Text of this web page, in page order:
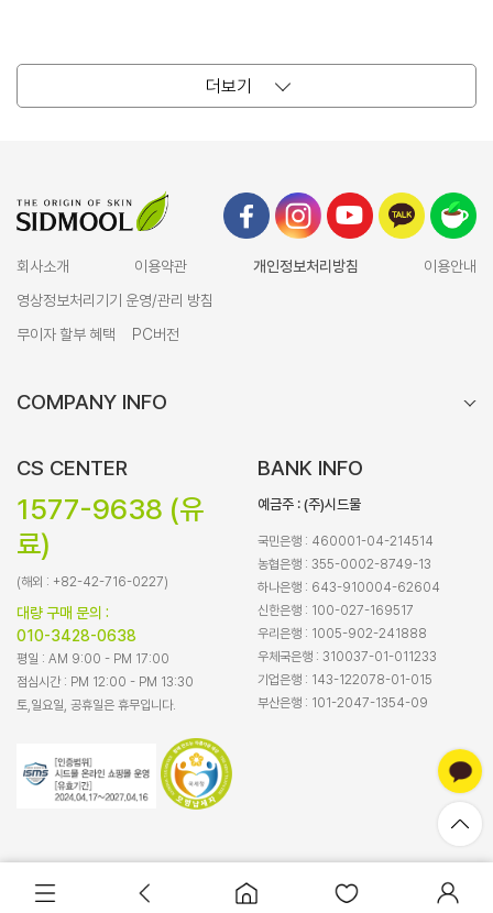
더보기
회사소개 이용약관 개인정보처리방침
이용안내
영상정보처리기기 운영/관리 방침
무이자 할부 혜택
PC버전
COMPANY INFO
CS CENTER
1577-9638 (유
료)
(해외 : +82-42-716-0227)
대량 구매 문의 :
010-3428-0638
평일 : AM 9:00 - PM 17:00
점심시간 : PM 12:00 - PM 13:30
토,일요일, 공휴일은 휴무입니다.
BANK INFO
예금주 : (주)시드물
국민은행 : 460001-04-214514
농협은행 : 355-0002-8749-13
하나은행 : 643-910004-62604
신한은행 : 100-027-169517
우리은행 : 1005-902-241888
우체국은행 : 310037-01-011233
기업은행 : 143-122078-01-015
부산은행 : 101-2047-1354-09